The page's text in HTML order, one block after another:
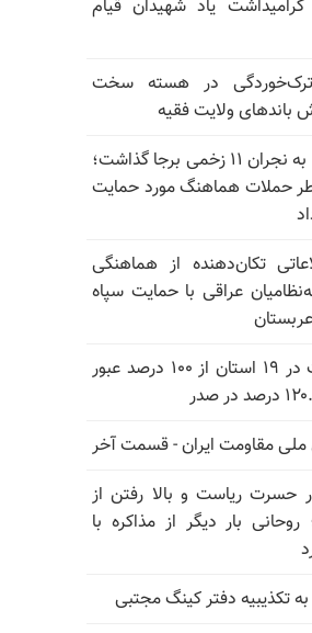
یاد شهیدان قیام
ترک‌خوردگی در هسته سخت
ولایت فقیه
حمله حوثی‌ها به نجران ۱۱ زخمی برجا گذاشت؛
حملات هماهنگ مورد حمایت
تکان‌دهنده از هماهنگی
عراقی با حمایت سپاه
شاخص فلاکت در ۱۹ استان از ۱۰۰ درصد عبور
مقاومت ایران - قسمت آخر
ریاست و بالا رفتن از
بار دیگر از مذاکره با
تکذیبیه دفتر کینگ مجتبی